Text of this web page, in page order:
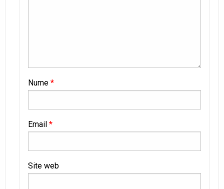
Nume *
Email *
Site web